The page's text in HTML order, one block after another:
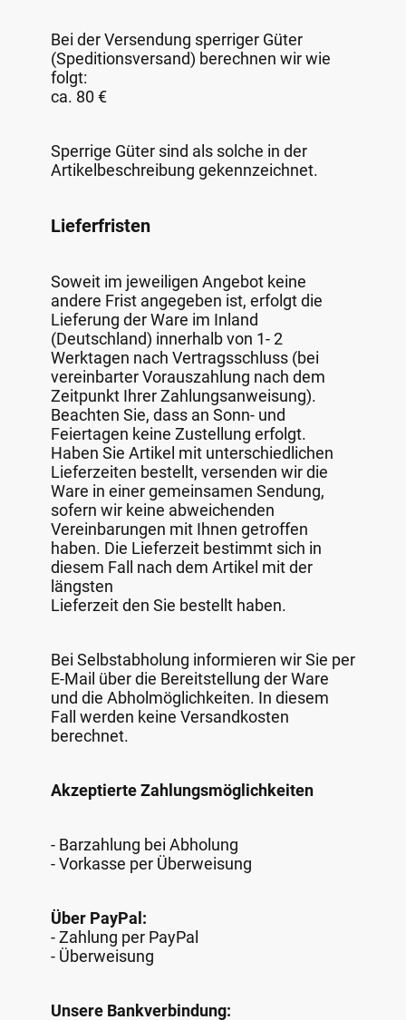
Bei der Versendung sperriger Güter
(Speditionsversand) berechnen wir wie
folgt:
ca. 80 €
Sperrige Güter sind als solche in der
Artikelbeschreibung gekennzeichnet.
Lieferfristen
Soweit im jeweiligen Angebot keine
andere Frist angegeben ist, erfolgt die
Lieferung der Ware im Inland
(Deutschland) innerhalb von 1- 2
Werktagen nach Vertragsschluss (bei
vereinbarter Vorauszahlung nach dem
Zeitpunkt Ihrer Zahlungsanweisung).
Beachten Sie, dass an Sonn- und
Feiertagen keine Zustellung erfolgt.
Haben Sie Artikel mit unterschiedlichen
Lieferzeiten bestellt, versenden wir die
Ware in einer gemeinsamen Sendung,
sofern wir keine abweichenden
Vereinbarungen mit Ihnen getroffen
haben. Die Lieferzeit bestimmt sich in
diesem Fall nach dem Artikel mit der
längsten
Lieferzeit den Sie bestellt haben.
Bei Selbstabholung informieren wir Sie per
E-Mail über die Bereitstellung der Ware
und die Abholmöglichkeiten. In diesem
Fall werden keine Versandkosten
berechnet.
Akzeptierte Zahlungsmöglichkeiten
- Barzahlung bei Abholung
- Vorkasse per Überweisung
Über PayPal:
- Zahlung per PayPal
- Überweisung
Unsere Bankverbindung: